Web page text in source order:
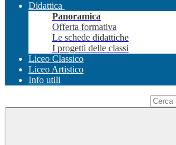
Didattica
Panoramica
Offerta formativa
Le schede didattiche
I progetti delle classi
Liceo Classico
Liceo Artistico
Info utili